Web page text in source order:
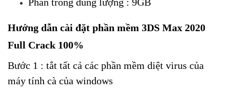
Hướng dẫn cài đặt phần mềm 3DS Max 2020
Full Crack 100%
Bước 1 : tắt tất cả các phần mềm diệt virus của
máy tính cà của windows